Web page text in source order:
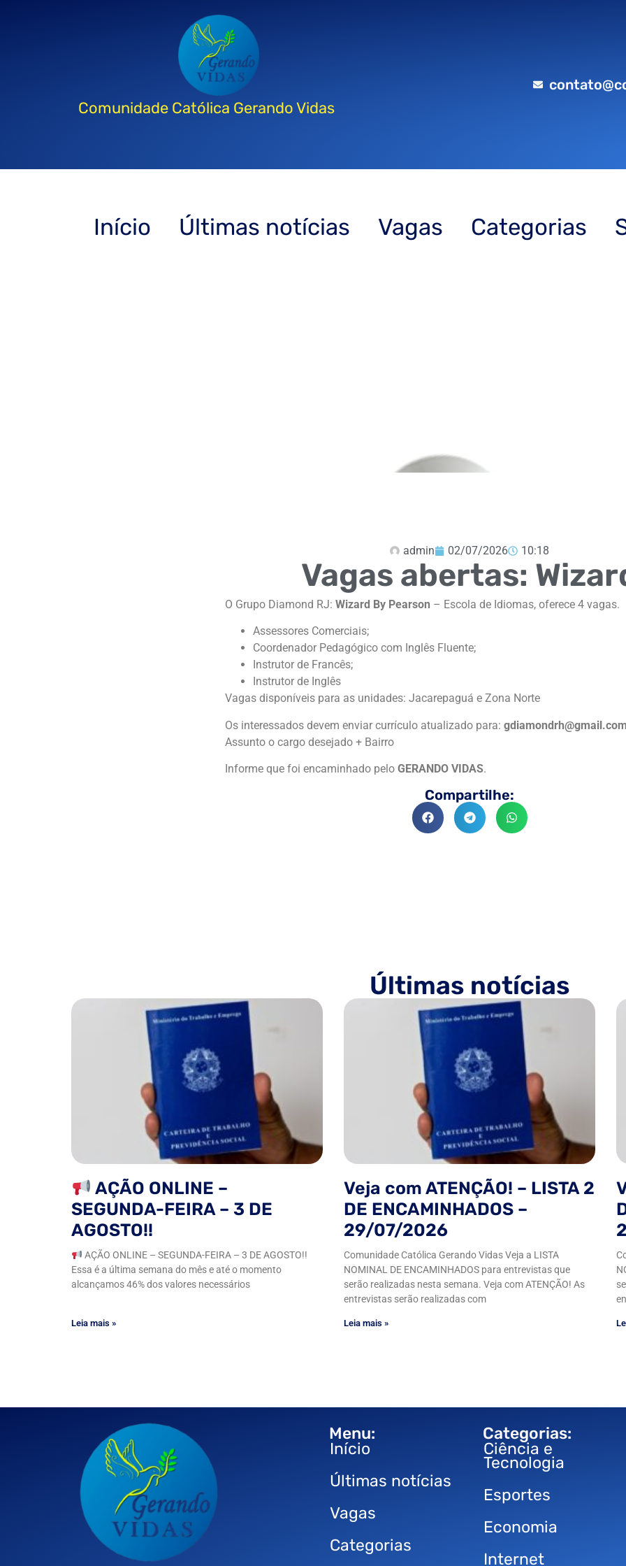
Comunidade Católica Gerando Vidas
Início Últimas notícias Vagas Categorias
admin 02/07/2026 10:18
Vagas abertas:
O Grupo Diamond RJ: Wizard By Pearson – Escola de Idiomas, oferece 4 vagas.
Assessores Comerciais;
Coordenador Pedagógico com Inglês Fluente;
Instrutor de Francês;
Instrutor de Inglês
Vagas disponíveis para as unidades: Jacarepaguá e Zona Norte
Os interessados devem enviar currículo atualizado para:
Assunto o cargo desejado + Bairro
Informe que foi encaminhado pelo GERANDO VIDAS.
Compartilhe:
Últimas notícias
AÇÃO ONLINE –
SEGUNDA-FEIRA – 3 DE
AGOSTO!!
AÇÃO ONLINE – SEGUNDA-FEIRA – 3 DE AGOSTO!!
Essa é a última semana do mês e até o momento
alcançamos 46% dos valores necessários
Leia mais »
Veja com ATENÇÃO! – LISTA 2
DE ENCAMINHADOS –
29/07/2026
Comunidade Católica Gerando Vidas Veja a LISTA
NOMINAL DE ENCAMINHADOS para entrevistas que
serão realizadas nesta semana. Veja com ATENÇÃO! As
entrevistas serão realizadas com
Leia mais »
Menu:
Início
Últimas notícias
Vagas
Categorias
Categorias:
Ciência e
Tecnologia
Esportes
Economia
Internet